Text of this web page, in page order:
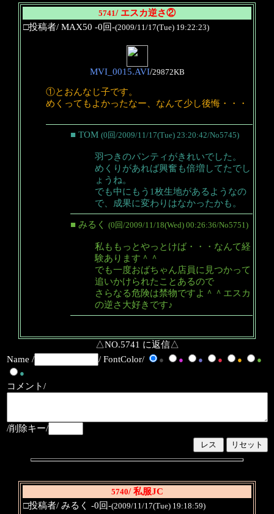
5741/ エスカ逆さ②
□投稿者/ MAX50 -0回-(2009/11/17(Tue) 19:22:23)
MVI_0015.AVI/29872KB
①とおんなじ子です。
めくってもよかったなー、なんて少し後悔・・・
■ TOM (0回/2009/11/17(Tue) 23:20:42/No5745)
羽つきのパンティがきれいでした。
めくりがあれば興奮も倍増してたでし
ょうね。
でも中にもう1枚生地があるようなの
で、成果に変わりはなかったかも。
■ みるく (0回/2009/11/18(Wed) 00:26:36/No5751)
私ももっとやっとけば・・・なんて経
験あります＾＾
でも一度おばちゃん店員に見つかって
追いかけられたことあるので
さらなる危険は禁物ですよ＾＾エスカ
の逆さ大好きです♪
△NO.5741 に返信△
Name /
/ FontColor/ ● ● ● ● ●
●
●
コメント/
/削除キー/
5740/ 私服JC
□投稿者/ みるく -0回-(2009/11/17(Tue) 19:18:59)